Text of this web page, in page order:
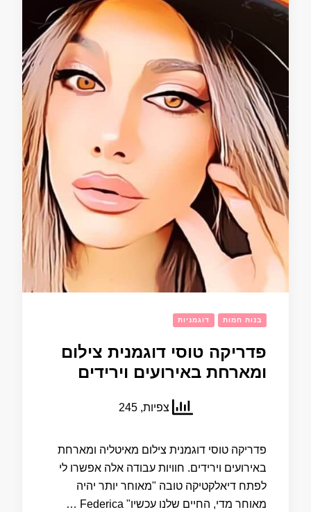
בנות חמות דוגמניות
פדריקה טוסי דוגמנית צילום
ומארחת באירועים וירידים
צפיות, 245
פדריקה טוסי דוגמנית צילום מאיטליה ומארחת
באירועים וירידים. חוויות עבודה אלה אפשרו לי
לפתח דיאלקטיקה טובה "מאוחר יותר יהיה
מאוחר מדי, החיים שלנו עכשיו" Federica …